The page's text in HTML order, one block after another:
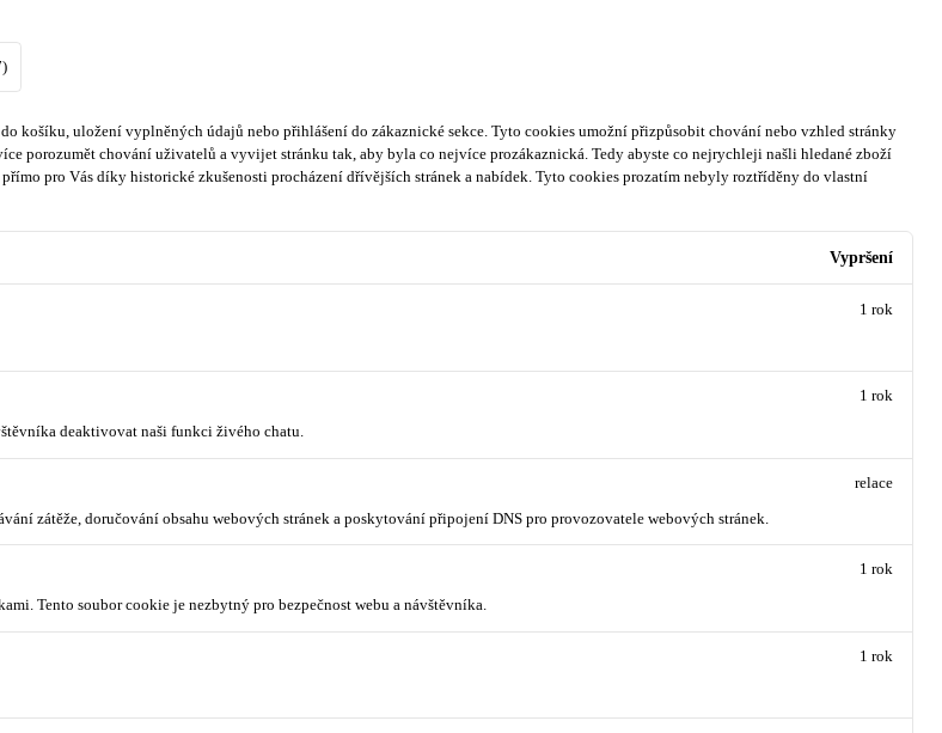
košíku, uložení vyplněných údajů nebo přihlášení do zákaznické sekce. Tyto cookies umožní přizpůsobit chování nebo vzhled stránky
porozumět chování uživatelů a vyvijet stránku tak, aby byla co nejvíce prozákaznická. Tedy abyste co nejrychleji našli hledané zboží
pro Vás díky historické zkušenosti procházení dřívějších stránek a nabídek. Tyto cookies prozatím nebyly roztříděny do vlastní
Vypršení
1 rok
deaktivovat naši funkci živého chatu.
1 rok
zátěže, doručování obsahu webových stránek a poskytování připojení DNS pro provozovatele webových stránek.
relace
Tento soubor cookie je nezbytný pro bezpečnost webu a návštěvníka.
1 rok
1 rok